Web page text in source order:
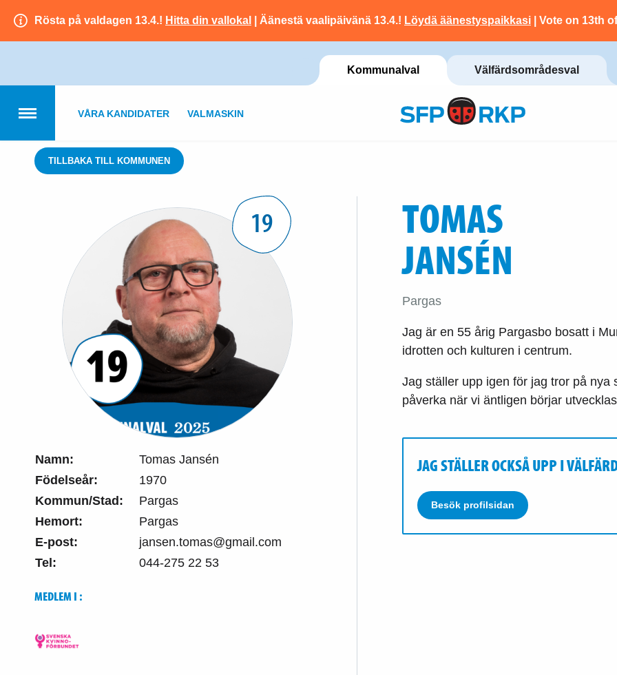
Rösta på valdagen 13.4.! Hitta din vallokal | Äänestä vaalipäivänä 13.4.! Löydä äänestyspaikkasi | Vote on 13th
Kommunalval Välfärdsområdesval
VÅRA KANDIDATER VALMASKIN
TILLBAKA TILL KOMMUNEN
19
Namn:
Tomas Jansén
Födelseår:
1970
Kommun/Stad:
Pargas
Hemort:
Pargas
E-post:
jansen.tomas@gmail.com
Tel:
044-275 22 53
MEDLEM I :
TOMAS
JANSÉN
Pargas
Jag är en 55 årig Pargasbo bosatt i
idrotten och kulturen i centrum.
Jag ställer upp igen för jag tror på
påverka när vi äntligen börjar
JAG STÄLLER OCKSÅ UPP I
Besök profilsidan